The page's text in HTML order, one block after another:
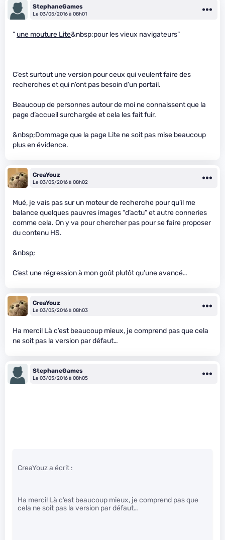
StephaneGames
Le 03/05/2016 à 08h01
” une mouture Lite&nbsp;pour les vieux navigateurs”
C’est surtout une version pour ceux qui veulent faire des
recherches et qui n’ont pas besoin d’un portail.
Beaucoup de personnes autour de moi ne connaissent que la
page d’accueil surchargée et cela les fait fuir.
&nbsp;Dommage que la page Lite ne soit pas mise beaucoup
plus en évidence.
CreaYouz
Le 03/05/2016 à 08h02
Mué, je vais pas sur un moteur de recherche pour qu’il me
balance quelques pauvres images “d’actu” et autre conneries
comme cela. On y va pour chercher pas pour se faire proposer
du contenu HS.
&nbsp;
C’est une régression à mon goût plutôt qu’une avancé…
CreaYouz
Le 03/05/2016 à 08h03
Ha merci! Là c’est beaucoup mieux, je comprend pas que cela
ne soit pas la version par défaut…
StephaneGames
Le 03/05/2016 à 08h05
CreaYouz a écrit :
Ha merci! Là c’est beaucoup mieux, je comprend pas que
cela ne soit pas la version par défaut…